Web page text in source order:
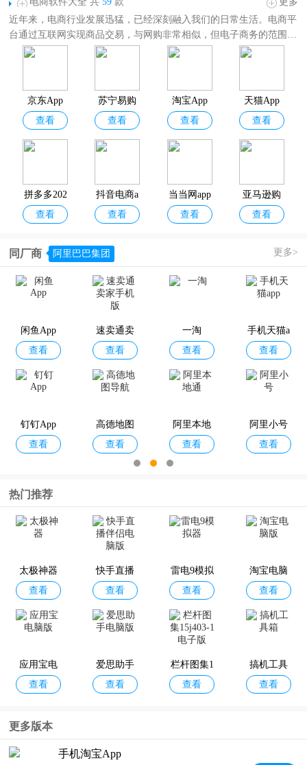
近年来，电商行业发展迅猛，已经深刻融入我们的日常生活。电商平
台通过互联网实现商品交易，与网购非常相似，但电子商务的范围更
为广泛。
海狐海淘、考拉海购，团购类电商平台的百度糯米、大众点评、兴盛
优选以及咱们最重要的电商管理平台阿里巴巴1688、千牛、抖查查、
基木鱼开店、北斗ERP等等。感兴趣的朋友不妨下载体验一下！
京东App
查看
苏宁易购
查看
淘宝App
查看
天猫App
查看
拼多多202
6最新版
查看
抖音电商a
pp
查看
当当网app
查看
亚马逊购
物
查看
东方甄选a
快手小店
商家版
查看
央广购物
微店App
优衣库app
得物App
识货App
滔搏运动
同厂商 阿里巴巴集团 更多>
闲鱼App
查看
速卖通卖
家手机版
查看
一淘
查看
手机天猫a
pp
查看
钉钉App
查看
高德地图
导航
查看
阿里本地
通
查看
阿里小号
查看
淘宝闪购
商家版App
查看
书旗小说a
pp
查看
阿里妈妈a
pp
查看
阿里邮箱
企业版app
查看
Lazada
查看
1688商家
版
查看
阿里云盘2
026最新版
查看
阿里云
查看
热门推荐
太极神器
查看
快手直播
伴侣电脑
版
查看
雷电9模拟
器
查看
淘宝电脑
版
查看
应用宝电
脑版
查看
爱思助手
电脑版
查看
栏杆图集1
5j403-1电
查看
搞机工具
箱
查看
更多版本
手机淘宝App